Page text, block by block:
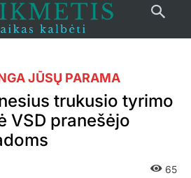
JŪSŲ PARAMA
trukusio tyrimo
VSD pranešėjo
65